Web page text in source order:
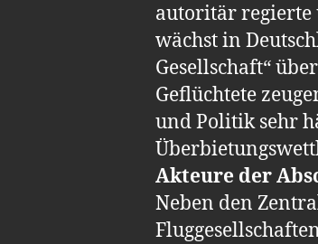
autoritär regierte
wächst in
Gesellschaft“
Geflüchtete
und Politik sehr
Akteure der
Neben den